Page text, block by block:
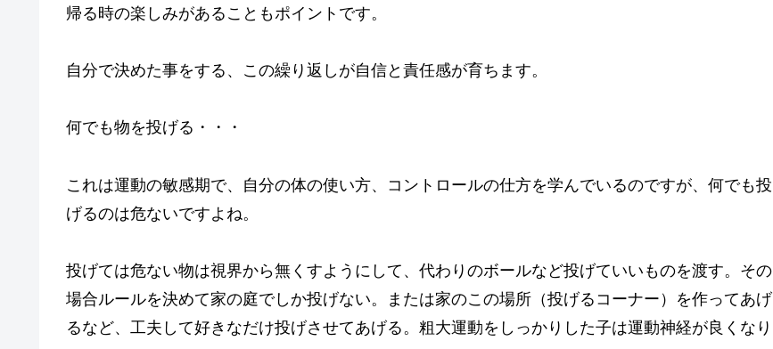
帰る時の楽しみがあることもポイントです。
自分で決めた事をする、この繰り返しが自信と責任感が育ちます。
何でも物を投げる・・・
これは運動の敏感期で、自分の体の使い方、コントロールの仕方を学んでいるのですが、何でも投
げるのは危ないですよね。
投げては危ない物は視界から無くすようにして、代わりのボールなど投げていいものを渡す。その
場合ルールを決めて家の庭でしか投げない。または家のこの場所（投げるコーナー）を作ってあげ
るなど、工夫して好きなだけ投げさせてあげる。粗大運動をしっかりした子は運動神経が良くなり